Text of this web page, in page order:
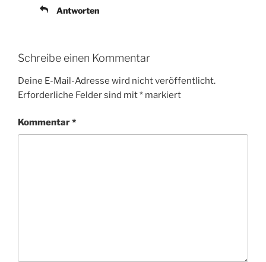
Antworten
Schreibe einen Kommentar
Deine E-Mail-Adresse wird nicht veröffentlicht.
Erforderliche Felder sind mit* markiert
Kommentar*